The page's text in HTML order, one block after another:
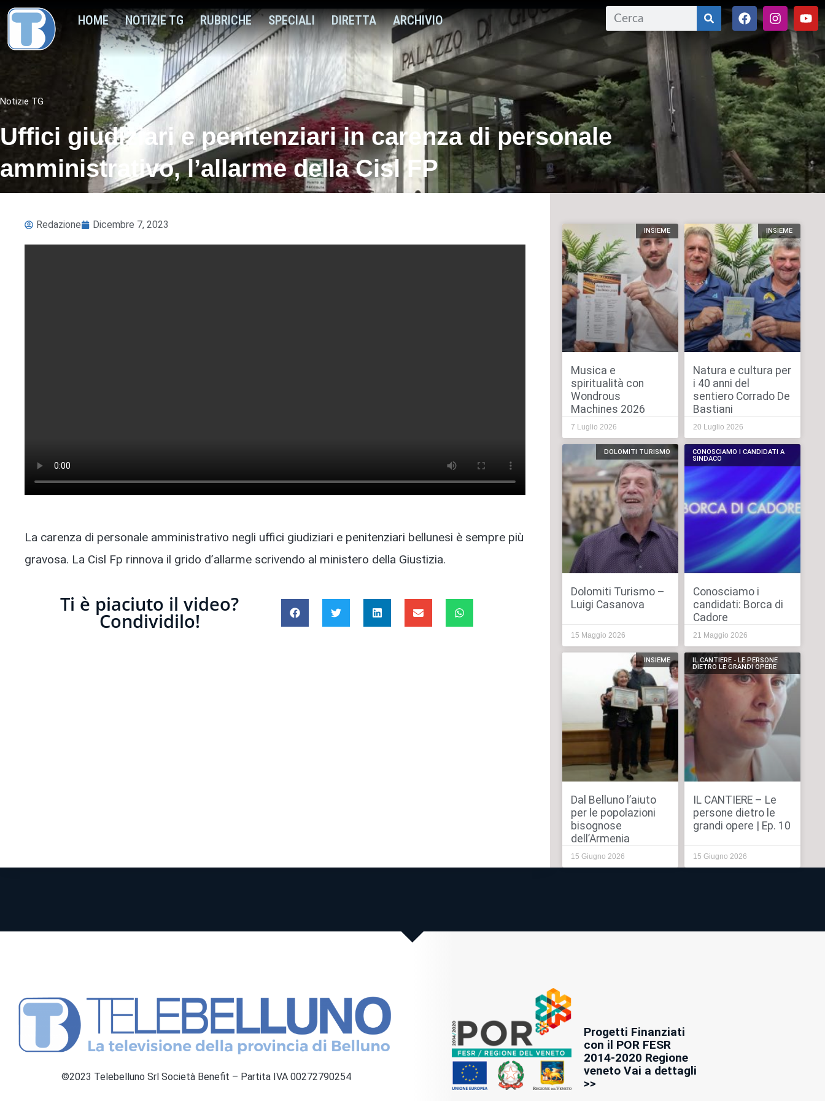
HOME NOTIZIE TG RUBRICHE SPECIALI DIRETTA ARCHIVIO
Notizie TG
Uffici giudiziari e penitenziari in carenza di personale
amministrativo, l’allarme della Cisl FP
Redazione Dicembre 7, 2023
La carenza di personale amministrativo negli uffici giudiziari e penitenziari bellunesi è sempre più
gravosa. La Cisl Fp rinnova il grido d’allarme scrivendo al ministero della Giustizia.
Ti è piaciuto il video?
Condividilo!
INSIEME
Musica e
spiritualità con
Wondrous
Machines 2026
7 Luglio 2026
INSIEME
Natura e cultura per
i 40 anni del
sentiero Corrado De
Bastiani
20 Luglio 2026
DOLOMITI TURISMO
Dolomiti Turismo –
Luigi Casanova
15 Maggio 2026
CONOSCIAMO I CANDIDATI A
SINDACO
Conosciamo i
candidati: Borca di
Cadore
21 Maggio 2026
INSIEME
Dal Belluno l’aiuto
per le popolazioni
bisognose
dell’Armenia
15 Giugno 2026
IL CANTIERE - LE PERSONE
DIETRO LE GRANDI OPERE
IL CANTIERE – Le
persone dietro le
grandi opere | Ep. 10
15 Giugno 2026
©2023 Telebelluno Srl Società Benefit – Partita IVA 00272790254
Progetti Finanziati
con il POR FESR
2014-2020 Regione
veneto Vai a dettagli
>>